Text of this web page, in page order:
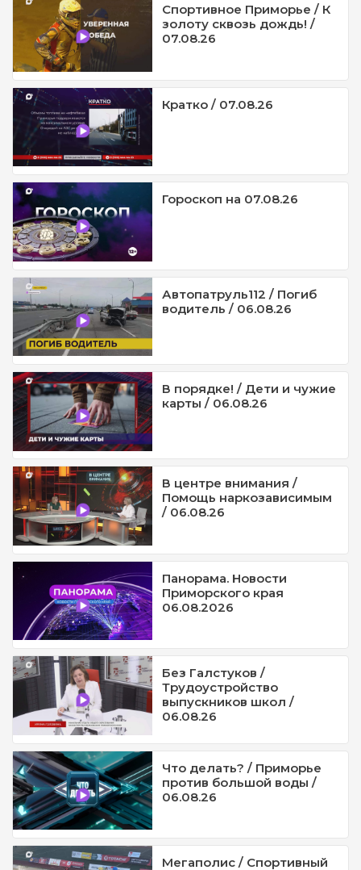
Спортивное Приморье / К
золоту сквозь дождь! /
07.08.26
Кратко / 07.08.26
Гороскоп на 07.08.26
Автопатруль112 / Погиб
водитель / 06.08.26
В порядке! / Дети и чужие
карты / 06.08.26
В центре внимания /
Помощь наркозависимым
/ 06.08.26
Панорама. Новости
Приморского края
06.08.2026
Без Галстуков /
Трудоустройство
выпускников школ /
06.08.26
Что делать? / Приморье
против большой воды /
06.08.26
Мегаполис / Спортивный